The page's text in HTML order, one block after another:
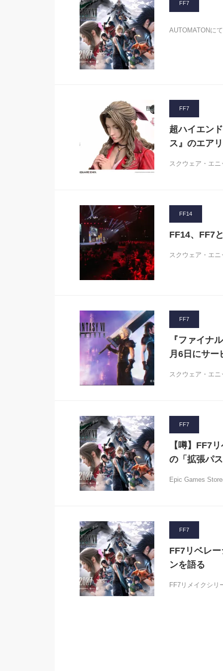
FF7
AUTOMATONに
FF7
超ハイエン
ス』のエア
スクウェア・エ
FF14
FF14、FF7
スクウェア・エ
FF7
『ファイナ
月6日にサー
スクウェア・エ
FF7
【噂】FF7
の「拡張パ
Epic Games
FF7
FF7リベレ
ンを語る
FF7リメイクシ